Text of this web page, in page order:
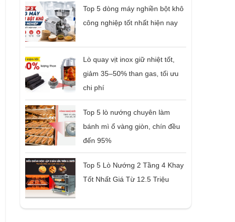
Top 5 dòng máy nghiền bột khô
công nghiệp tốt nhất hiện nay
Lò quay vịt inox giữ nhiệt tốt,
giảm 35–50% than gas, tối ưu
chi phí
Top 5 lò nướng chuyên làm
bánh mì ổ vàng giòn, chín đều
đến 95%
Top 5 Lò Nướng 2 Tầng 4 Khay
Tốt Nhất Giá Từ 12.5 Triệu